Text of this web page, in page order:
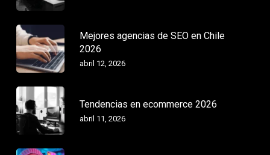
Mejores agencias de SEO en Chile
2026
abril 12, 2026
Tendencias en ecommerce 2026
abril 11, 2026